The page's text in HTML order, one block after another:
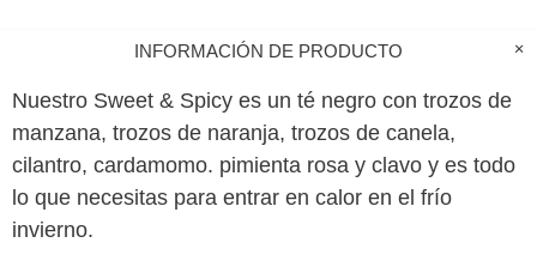
INFORMACIÓN DE PRODUCTO
Nuestro Sweet & Spicy es un té negro con trozos de
manzana, trozos de naranja, trozos de canela,
cilantro, cardamomo. pimienta rosa y clavo y es todo
lo que necesitas para entrar en calor en el frío
invierno.